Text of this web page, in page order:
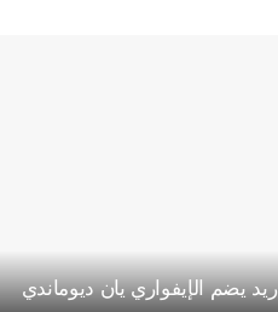
يضم الإيفواري يان ديوماندي